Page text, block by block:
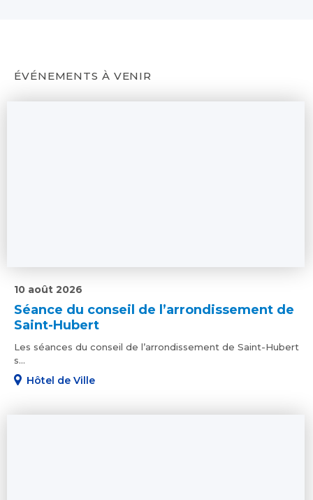
ÉVÉNEMENTS À VENIR
Séance du conseil de l’arrondissement de
Saint-Hubert
10 août 2026
Les séances du conseil de l’arrondissement de Saint-Hubert
s...
Hôtel de Ville